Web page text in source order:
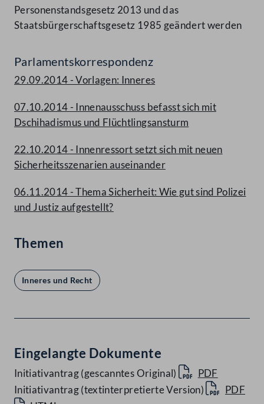
Personenstandsgesetz 2013 und das
Staatsbürgerschaftsgesetz 1985 geändert werden
Parlamentskorrespondenz
29.09.2014 - Vorlagen: Inneres
07.10.2014 - Innenausschuss befasst sich mit
Dschihadismus und Flüchtlingsansturm
22.10.2014 - Innenressort setzt sich mit neuen
Sicherheitsszenarien auseinander
06.11.2014 - Thema Sicherheit: Wie gut sind Polizei
und Justiz aufgestellt?
Themen
Inneres und Recht
Eingelangte Dokumente
Initiativantrag (gescanntes Original)
PDF
Initiativantrag (textinterpretierte Version)
PDF